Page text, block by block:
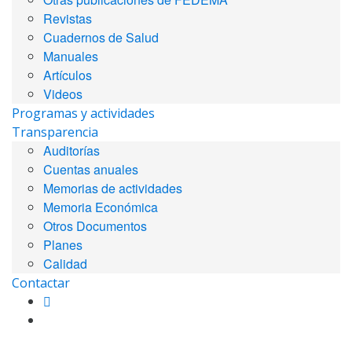
Revistas
Cuadernos de Salud
Manuales
Artículos
Videos
Programas y actividades
Transparencia
Auditorías
Cuentas anuales
Memorias de actividades
Memoria Económica
Otros Documentos
Planes
Calidad
Contactar